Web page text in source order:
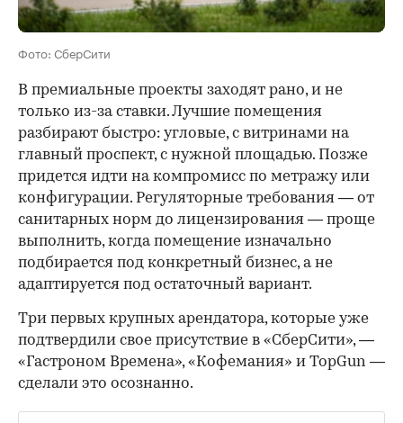
Фото: СберСити
В премиальные проекты заходят рано, и не
только из-за ставки. Лучшие помещения
разбирают быстро: угловые, с витринами на
главный проспект, с нужной площадью. Позже
придется идти на компромисс по метражу или
конфигурации. Регуляторные требования — от
санитарных норм до лицензирования — проще
выполнить, когда помещение изначально
подбирается под конкретный бизнес, а не
адаптируется под остаточный вариант.
Три первых крупных арендатора, которые уже
подтвердили свое присутствие в «СберСити», —
«Гастроном Времена», «Кофемания» и TopGun —
сделали это осознанно.